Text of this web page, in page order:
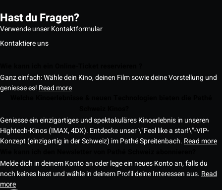
Hast du Fragen?
Verwende unser Kontaktformular
Kontaktiere uns
Ganz einfach: Wähle dein Kino, deinen Film sowie deine Vorstellung und
geniesse es! Read more
Geniesse ein einzigartiges und spektakuläres Kinoerlebnis in unseren
Hightech-Kinos (IMAX, 4DX). Entdecke unser \"Feel like a star!\"-VIP-
Konzept (einzigartig in der Schweiz) im Pathé Spreitenbach. Read more
Melde dich in deinem Konto an oder lege ein neues Konto an, falls du
noch keines hast und wähle in deinem Profil deine Interessen aus. Read
more